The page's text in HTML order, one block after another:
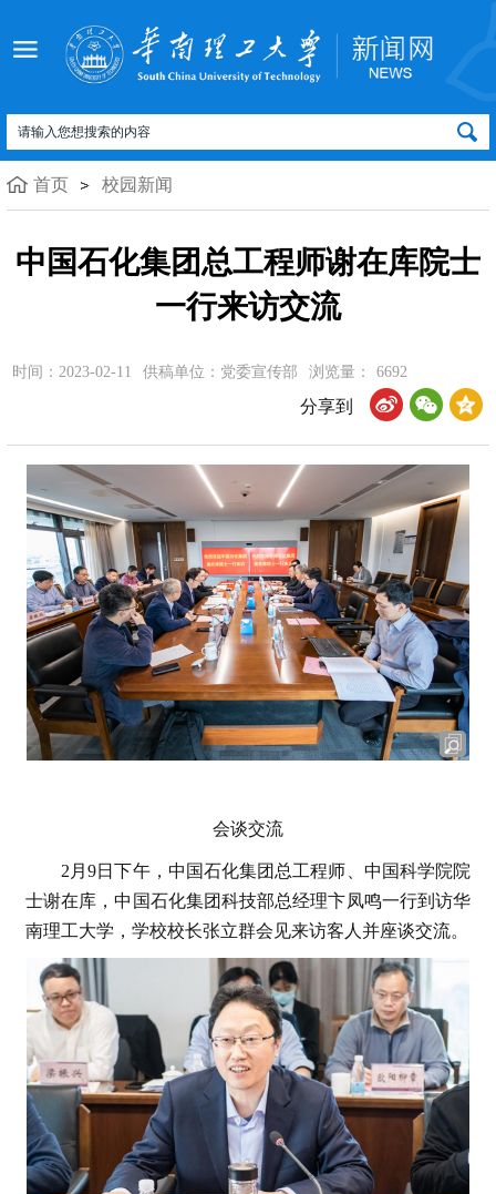
首页 校园新闻
中国石化集团总工程师谢在库院士
一行来访交流
时间：2023-02-11 供稿单位：党委宣传部 浏览量： 6692
分享到
会谈交流
2月9日下午，中国石化集团总工程师、中国科学院院
士谢在库，中国石化集团科技部总经理卞凤鸣一行到访华
南理工大学，学校校长张立群会见来访客人并座谈交流。